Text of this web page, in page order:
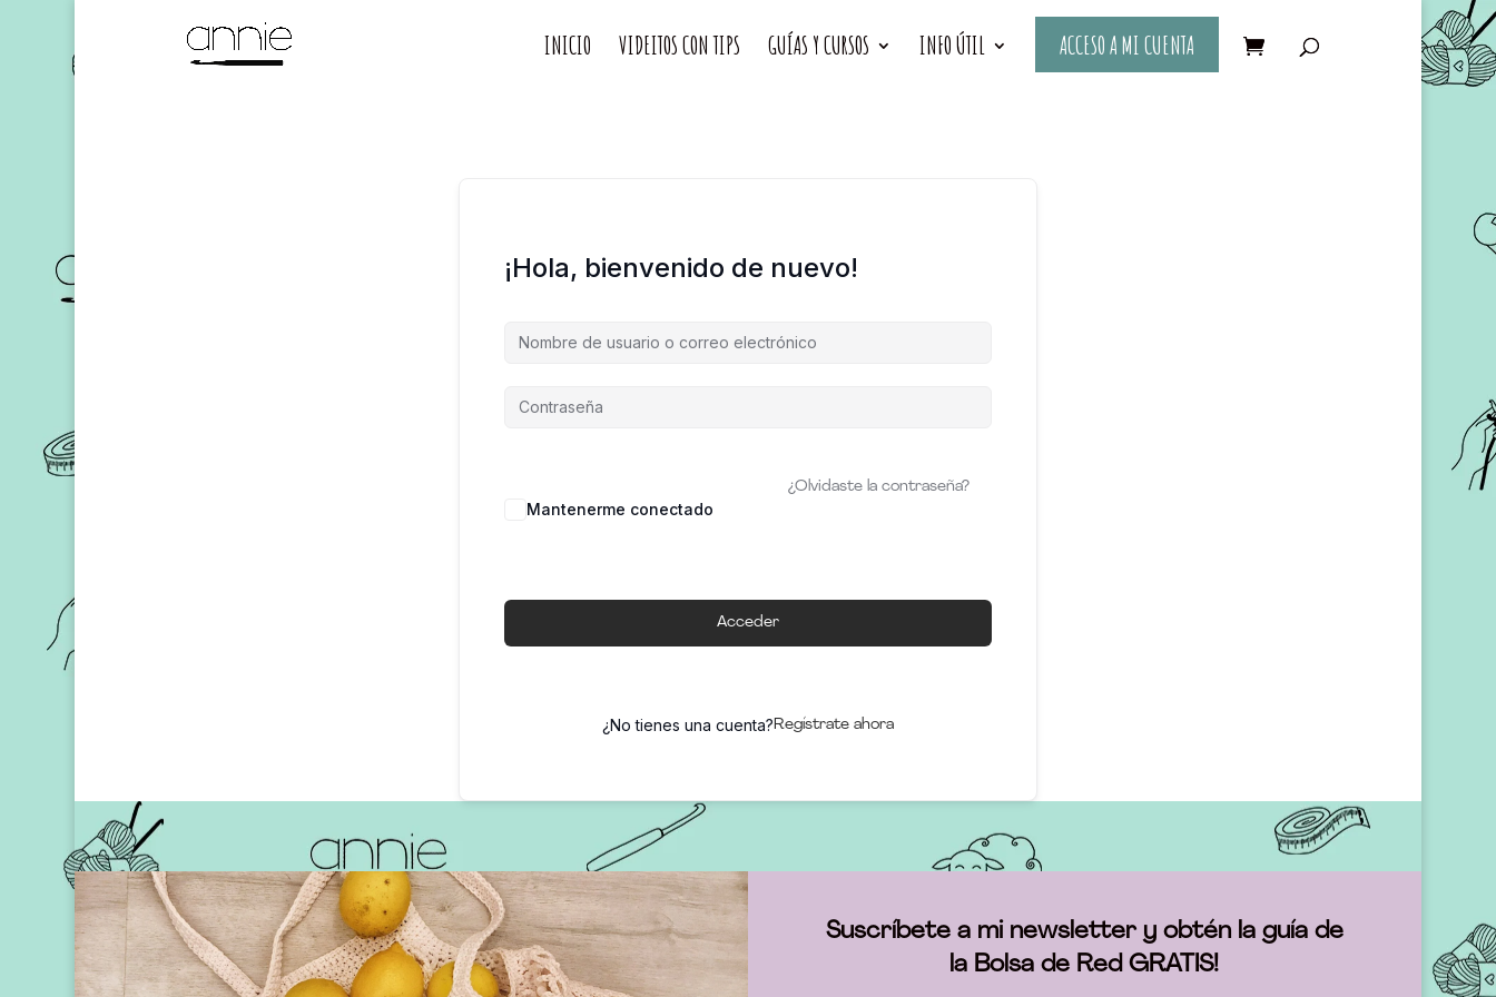
INICIO VIDEITOS CON TIPS GUÍAS Y CURSOS INFO ÚTIL ACCESO A MI CUENTA
¡Hola, bienvenido de nuevo!
Mantenerme conectado
¿Olvidaste la contraseña?
Acceder
¿No tienes una cuenta?Regístrate ahora
Suscríbete a mi newsletter y obtén la guía de
la Bolsa de Red GRATIS!